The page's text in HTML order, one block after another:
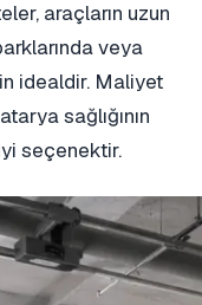
araçların uzun
veya
idealdir. Maliyet
sağlığının
seçenektir.